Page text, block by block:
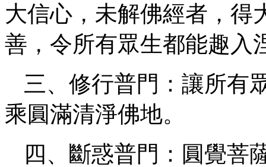
大信心，未解佛經者，得
善，令所有眾生都能趣入
三、修行普門：讓所有
乘圓滿清淨佛地。
四、斷惑普門：圓覺菩